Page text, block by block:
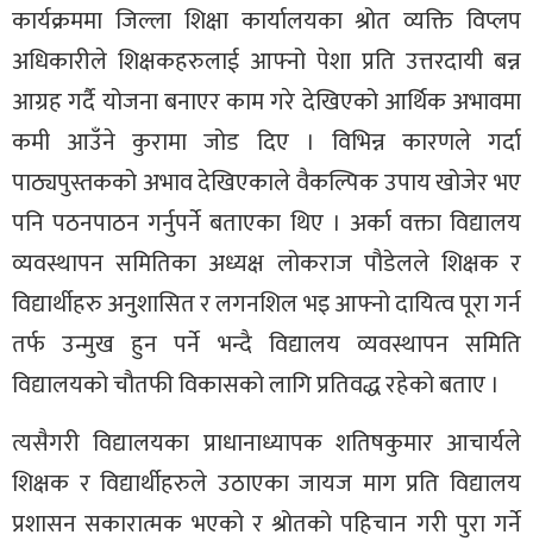
कार्यक्रममा जिल्ला शिक्षा कार्यालयका श्रोत व्यक्ति विप्लप
अधिकारीले शिक्षकहरुलाई आफ्नो पेशा प्रति उत्तरदायी बन्न
आग्रह गर्दै योजना बनाएर काम गरे देखिएको आर्थिक अभावमा
कमी आउँने कुरामा जोड दिए । विभिन्न कारणले गर्दा
पाठ्यपुस्तकको अभाव देखिएकाले वैकल्पिक उपाय खोजेर भए
पनि पठनपाठन गर्नुपर्ने बताएका थिए । अर्का वक्ता विद्यालय
व्यवस्थापन समितिका अध्यक्ष लोकराज पौडेलले शिक्षक र
विद्यार्थीहरु अनुशासित र लगनशिल भइ आफ्नो दायित्व पूरा गर्न
तर्फ उन्मुख हुन पर्ने भन्दै विद्यालय व्यवस्थापन समिति
विद्यालयको चौतफी विकासको लागि प्रतिवद्ध रहेको बताए ।
त्यसैगरी विद्यालयका प्राधानाध्यापक शतिषकुमार आचार्यले
शिक्षक र विद्यार्थीहरुले उठाएका जायज माग प्रति विद्यालय
प्रशासन सकारात्मक भएको र श्रोतको पहिचान गरी पुरा गर्ने